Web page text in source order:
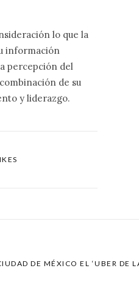
lo que la
información
percepción del
de su
y liderazgo.
DE MÉXICO EL ‘UBER DE